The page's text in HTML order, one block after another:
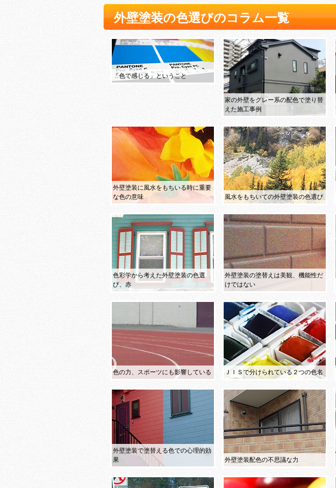
外壁塗装の色選びのコラム一覧
「色で感じる」ということ
家の外壁をグレー系の配色で塗り替
えた施工事例
外壁塗装に風水をもちいる時に重要
な色の意味
風水をもちいての外壁塗装の色選び
色彩学から考えた外壁塗装の色選
び、赤
外壁塗装の塗替えは美観、機能性だ
けではない
色の力、スポーツにも影響している ＪＩＳで分けられている２つの色名
外壁塗装で塗替える色での心理的効
果
外壁塗装配色の不思議な力